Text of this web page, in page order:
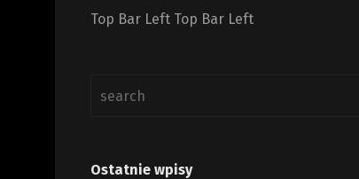
Top Bar Left Top Bar Left
Ostatnie wpisy